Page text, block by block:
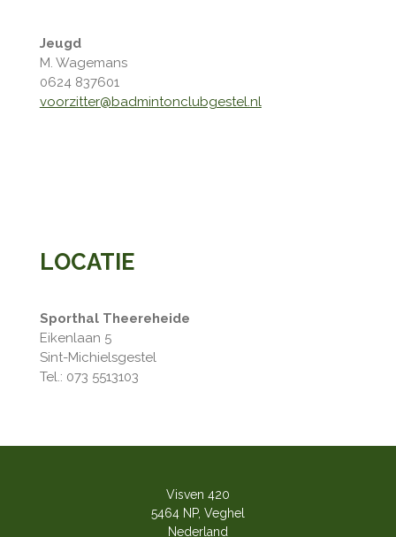
Jeugd
M. Wagemans
0624 837601
voorzitter@badmintonclubgestel.nl
LOCATIE
Sporthal Theereheide
Eikenlaan 5
Sint-Michielsgestel
Tel.: 073 5513103
Visven 420
5464 NP, Veghel
Nederland